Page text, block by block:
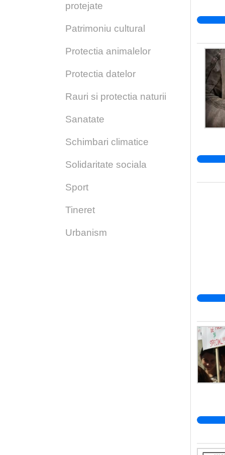
protejate
Patrimoniu cultural
Protectia animalelor
Protectia datelor
Rauri si protectia naturii
Sanatate
Schimbari climatice
Solidaritate sociala
Sport
Tineret
Urbanism